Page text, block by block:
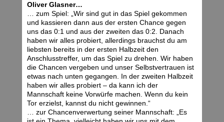
Oliver Glasner…
… zum Spiel: „Wir sind gut in das Spiel gekommen
und kassieren dann aus der ersten Chance gegen
uns das 0:1 und aus der zweiten das 0:2. Danach
haben wir alles probiert, allerdings brauchst du am
liebsten bereits in der ersten Halbzeit den
Anschlusstreffer, um das Spiel zu drehen. Wir haben
die Chancen vergeben und unser Selbstvertrauen ist
etwas nach unten gegangen. In der zweiten Halbzeit
haben wir alles probiert – da kann ich der
Mannschaft keine Vorwürfe machen. Wenn du kein
Tor erzielst, kannst du nicht gewinnen.“
… zur Chancenverwertung seiner Mannschaft: „Es